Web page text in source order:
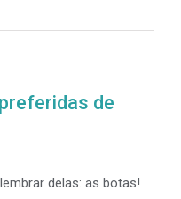
de
delas: as botas!